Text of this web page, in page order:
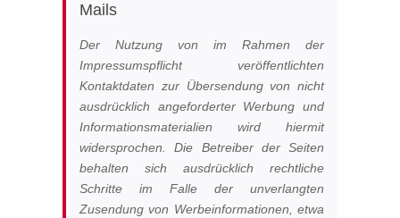
Mails
Der Nutzung von im Rahmen der
Impressumspflicht veröffentlichten
Kontaktdaten zur Übersendung von nicht
ausdrücklich angeforderter Werbung und
Informationsmaterialien wird hiermit
widersprochen. Die Betreiber der Seiten
behalten sich ausdrücklich rechtliche
Schritte im Falle der unverlangten
Zusendung von Werbeinformationen, etwa